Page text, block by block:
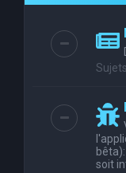
soit